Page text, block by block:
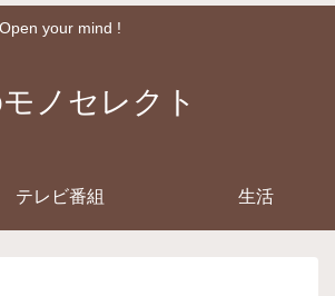
Open your mind !
ノセレクト
テレビ番組 生活